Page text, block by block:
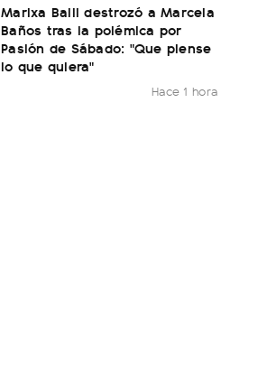
Marixa Balli destrozó a Marcela
Baños tras la polémica por
Pasión de Sábado: "Que piense
lo que quiera"
Hace 1 hora